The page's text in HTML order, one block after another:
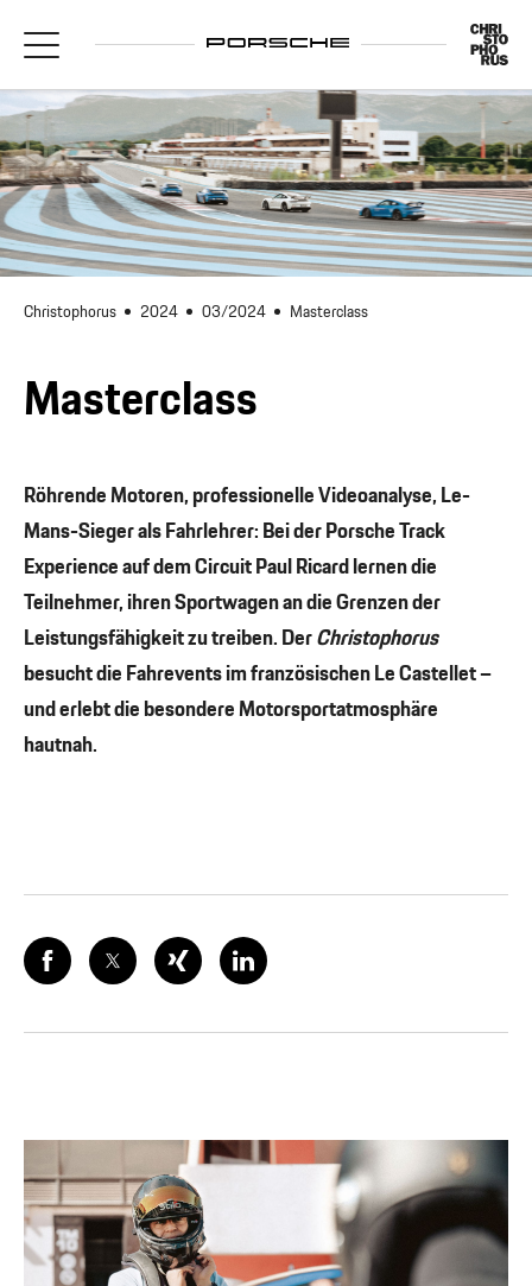
Christophorus 2024 03/2024 Masterclass
Masterclass
Röhrende Motoren, professionelle Videoanalyse, Le-
Mans-Sieger als Fahrlehrer: Bei der Porsche Track
Experience auf dem Circuit Paul Ricard lernen die
Teilnehmer, ihren Sportwagen an die Grenzen der
Leistungsfähigkeit zu treiben. DerChristophorus
besucht die Fahrevents im französischen Le Castellet –
und erlebt die besondere Motorsportatmosphäre
hautnah.